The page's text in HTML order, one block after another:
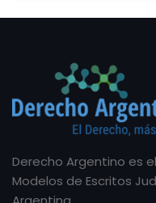
Derecho Argentino es
Modelos de Escritos